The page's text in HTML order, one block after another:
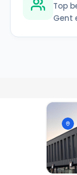
Top
Gent